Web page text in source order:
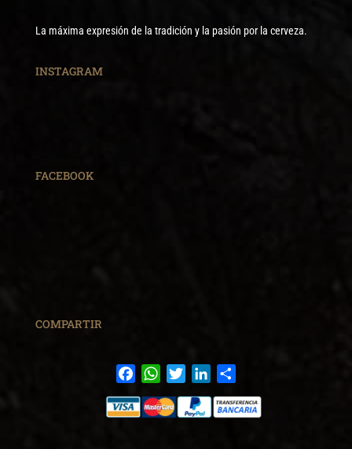
La máxima expresión de la tradición y la pasión por la cerveza.
INSTAGRAM
FACEBOOK
COMPARTIR